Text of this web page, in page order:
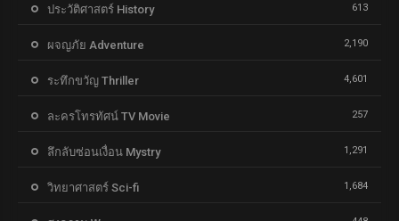
ประวัติศาสตร์ History 613
ผจญภัย Adventure 2,190
ระทึกขวัญ Thriller 4,601
ละครโทรทัศน์ TV Movie 257
ลึกลับซ่อนเงื่อน Mystry 1,291
วิทยาศาสตร์ Sci-fi 1,684